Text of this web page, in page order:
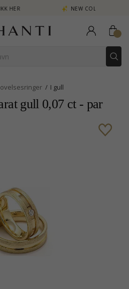
NEW COLLECTION | AURA
I gull
gull 0,07 ct - par